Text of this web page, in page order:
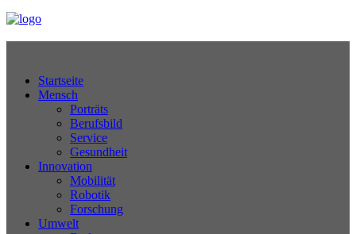
Startseite
Mensch
Porträts
Berufsbild
Service
Gesundheit
Innovation
Mobilität
Robotik
Forschung
Umwelt